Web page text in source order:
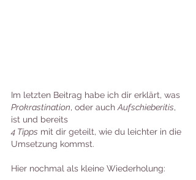
Im letzten Beitrag habe ich dir erklärt, was
Prokrastination, oder auch Aufschieberitis,
ist und bereits
4 Tipps mit dir geteilt, wie du leichter in die
Umsetzung kommst.
Hier nochmal als kleine Wiederholung: